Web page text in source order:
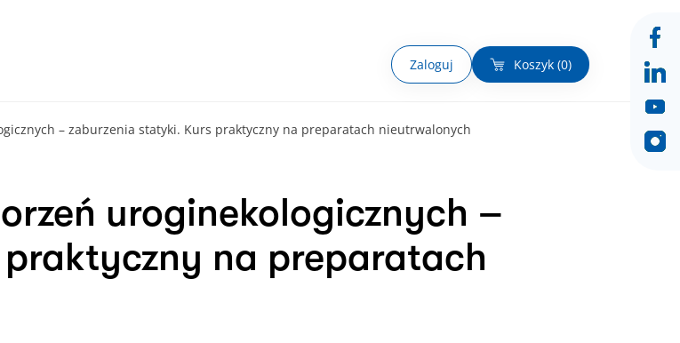
Zaloguj Koszyk (0)
– zaburzenia statyki. Kurs praktyczny na preparatach nieutrwalonych
uroginekologicznych –
na preparatach